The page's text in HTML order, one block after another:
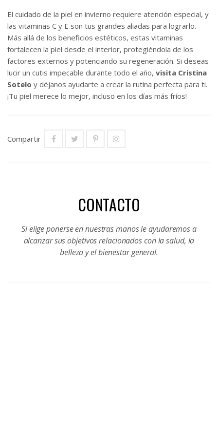
El cuidado de la piel en invierno requiere atención especial, y
las vitaminas C y E son tus grandes aliadas para lograrlo.
Más allá de los beneficios estéticos, estas vitaminas
fortalecen la piel desde el interior, protegiéndola de los
factores externos y potenciando su regeneración. Si deseas
lucir un cutis impecable durante todo el año, visita Cristina
Sotelo y déjanos ayudarte a crear la rutina perfecta para ti.
¡Tu piel merece lo mejor, incluso en los días más fríos!
Compartir
CONTACTO
Si elige ponerse en nuestras manos le ayudaremos a
alcanzar sus objetivos relacionados con la salud, la
belleza y el bienestar general.